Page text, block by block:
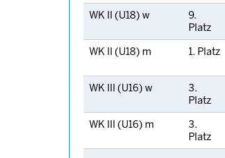
WK II (U18) w
9.
Platz
WK II (U18) m 1. Platz
WK III (U16) w
3.
Platz
WK III (U16) m
3.
Platz